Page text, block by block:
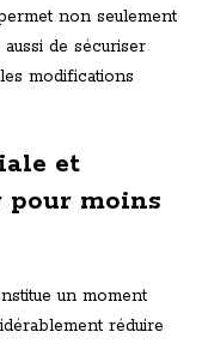
non seulement
de sécuriser
modifications
et
pour moins
un moment
réduire